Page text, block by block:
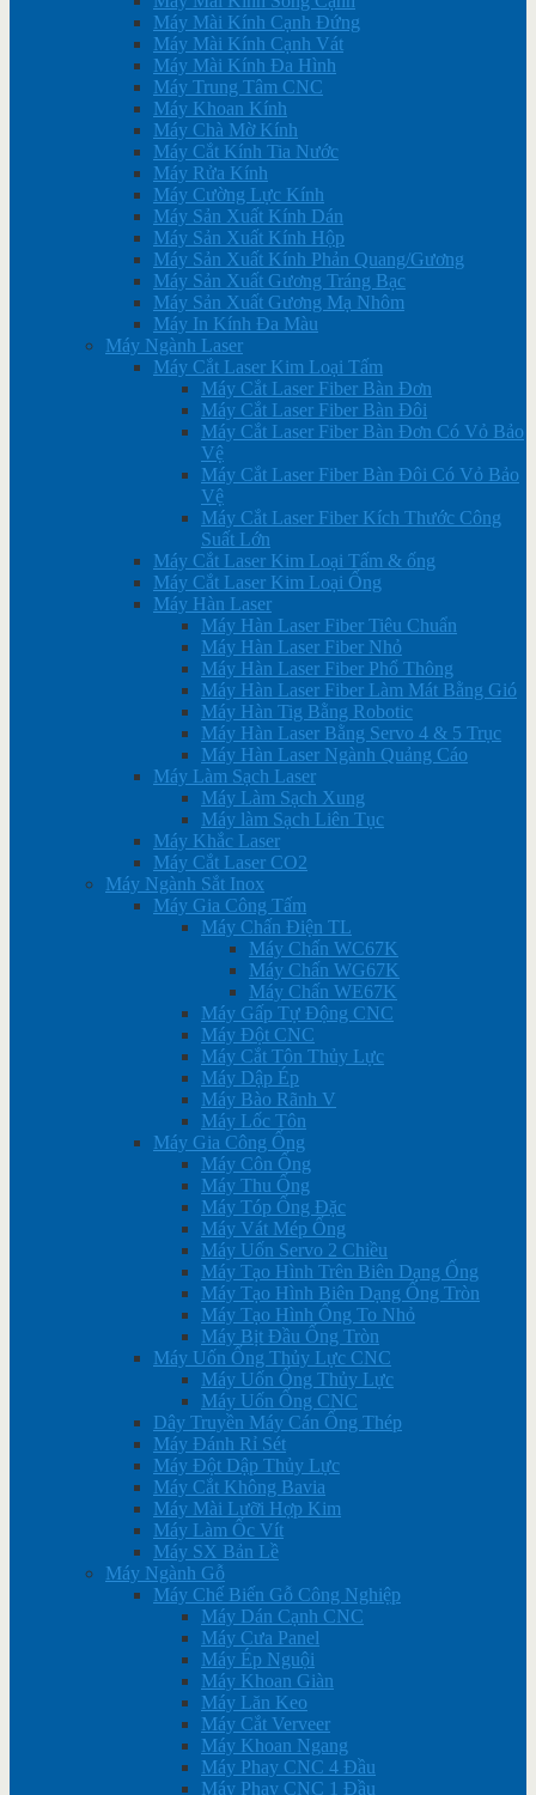
Máy Mài Kính Cạnh Đứng
Máy Mài Kính Cạnh Vát
Máy Mài Kính Đa Hình
Máy Trung Tâm CNC
Máy Khoan Kính
Máy Chà Mờ Kính
Máy Cắt Kính Tia Nước
Máy Rửa Kính
Máy Cường Lực Kính
Máy Sản Xuất Kính Dán
Máy Sản Xuất Kính Hộp
Máy Sản Xuất Kính Phản Quang/Gương
Máy Sản Xuất Gương Tráng Bạc
Máy Sản Xuất Gương Mạ Nhôm
Máy In Kính Đa Màu
Máy Ngành Laser
Máy Cắt Laser Kim Loại Tấm
Máy Cắt Laser Fiber Bàn Đơn
Máy Cắt Laser Fiber Bàn Đôi
Máy Cắt Laser Fiber Bàn Đơn Có Vỏ Bảo
Vệ
Máy Cắt Laser Fiber Bàn Đôi Có Vỏ Bảo
Vệ
Máy Cắt Laser Fiber Kích Thước Công
Suất Lớn
Máy Cắt Laser Kim Loại Tấm & ống
Máy Cắt Laser Kim Loại Ống
Máy Hàn Laser
Máy Hàn Laser Fiber Tiêu Chuẩn
Máy Hàn Laser Fiber Nhỏ
Máy Hàn Laser Fiber Phổ Thông
Máy Hàn Laser Fiber Làm Mát Bằng Gió
Máy Hàn Tig Bằng Robotic
Máy Hàn Laser Bằng Servo 4 & 5 Trục
Máy Hàn Laser Ngành Quảng Cáo
Máy Làm Sạch Laser
Máy Làm Sạch Xung
Máy làm Sạch Liên Tục
Máy Khắc Laser
Máy Cắt Laser CO2
Máy Ngành Sắt Inox
Máy Gia Công Tấm
Máy Chấn Điện TL
Máy Chấn WC67K
Máy Chấn WG67K
Máy Chấn WE67K
Máy Gấp Tự Động CNC
Máy Đột CNC
Máy Cắt Tôn Thủy Lực
Máy Dập Ép
Máy Bào Rãnh V
Máy Lốc Tôn
Máy Gia Công Ống
Máy Côn Ống
Máy Thu Ống
Máy Tóp Ống Đặc
Máy Vát Mép Ống
Máy Uốn Servo 2 Chiều
Máy Tạo Hình Trên Biên Dạng Ống
Máy Tạo Hình Biên Dạng Ống Tròn
Máy Tạo Hình Ống To Nhỏ
Máy Bịt Đầu Ống Tròn
Máy Uốn Ống Thủy Lực CNC
Máy Uốn Ống Thủy Lực
Máy Uốn Ống CNC
Dây Truyền Máy Cán Ống Thép
Máy Đánh Rỉ Sét
Máy Đột Dập Thủy Lực
Máy Cắt Không Bavia
Máy Mài Lưỡi Hợp Kim
Máy Làm Ốc Vít
Máy SX Bản Lề
Máy Ngành Gỗ
Máy Chế Biến Gỗ Công Nghiệp
Máy Dán Cạnh CNC
Máy Cưa Panel
Máy Ép Nguội
Máy Khoan Giàn
Máy Lăn Keo
Máy Cắt Verveer
Máy Khoan Ngang
Máy Phay CNC 4 Đầu
Máy Phay CNC 1 Đầu